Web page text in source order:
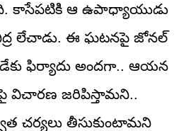
కాసేపటికి ఆ ఉపాధ్యాయుడు
నిద్ర లేచాడు. ఈ ఘటనపై జోనల్
ఫిర్యాదు అందగా.. ఆయన
విచారణ జరిపిస్తామని..
చర్యలు తీసుకుంటామని